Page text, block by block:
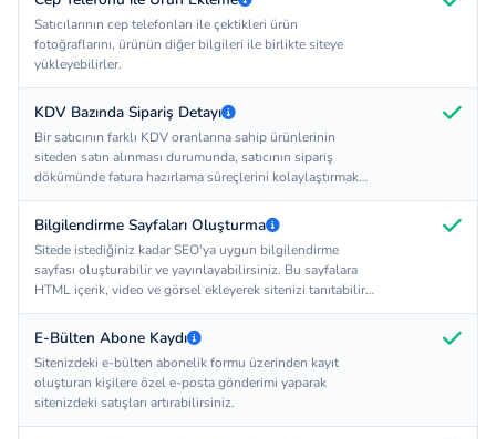
Satıcılarının cep telefonları ile çektikleri ürün
fotoğraflarını, ürünün diğer bilgileri ile birlikte siteye
yükleyebilirler.
KDV Bazında Sipariş Detayı
Bir satıcının farklı KDV oranlarına sahip ürünlerinin
siteden satın alınması durumunda, satıcının sipariş
dökümünde fatura hazırlama süreçlerini kolaylaştırmak
için KDV grubu bazında siparişini görebilmekte ve çok
daha hızlı bir şekilde ürünün faturasını
hazırlayabilmektedir.
Bilgilendirme Sayfaları Oluşturma
Sitede istediğiniz kadar SEO'ya uygun bilgilendirme
sayfası oluşturabilir ve yayınlayabilirsiniz. Bu sayfalara
HTML içerik, video ve görsel ekleyerek sitenizi tanıtabilir,
reklam, üyelik, GET sistemi ve diğer konularda bilgiler
ekleyebilirsiniz.
E-Bülten Abone Kaydı
Sitenizdeki e-bülten abonelik formu üzerinden kayıt
oluşturan kişilere özel e-posta gönderimi yaparak
sitenizdeki satışları artırabilirsiniz.